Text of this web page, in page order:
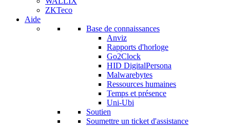
ZKTeco
Aide
Base de connaissances
Anviz
Rapports d'horloge
Go2Clock
HID DigitalPersona
Malwarebytes
Ressources humaines
Temps et présence
Uni-Ubi
Soutien
Soumettre un ticket d'assistance